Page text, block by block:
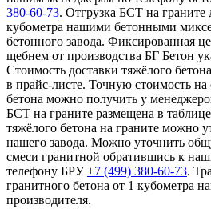
380-60-73. Отгрузка БСТ на граните
кубометра нашими бетонными
бетонного завода. Фиксированная
щебнем от производства БГ Бетон
Стоимость доставки тяжёлого
в прайс-листе. Точную стоимость на
бетона можно получить у
БСТ на граните размещена в
тяжёлого бетона на граните можно
нашего завода. Можно уточнить
смеси гранитной обратившись к
телефону БРУ+7 (499) 380-60-73.
гранитного бетона от 1 кубометра
производителя.